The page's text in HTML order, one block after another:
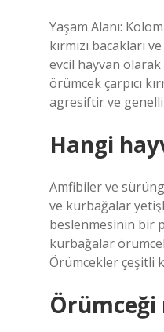
Yaşam Alanı:
kırmızı
evcil hayvan
örümcek çarpıcı
agresiftir ve
Hangi
Amfibiler ve
ve kurbağalar
beslenmesinin bir
kurbağalar
Örümcekler çeşitli
Örümceği